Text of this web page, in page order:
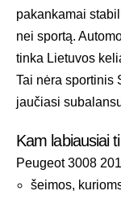
pakankamai
nei sportą.
tinka Lietuvos
Tai nėra sportinis
jaučiasi
Kam labiausiai
Peugeot 3008
šeimos,